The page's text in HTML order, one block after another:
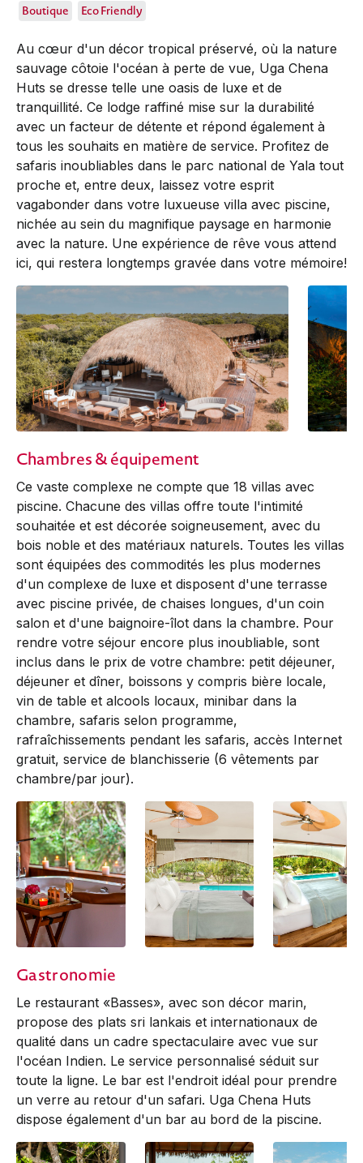
Boutique Eco Friendly
Au cœur d'un décor tropical préservé, où la nature
sauvage côtoie l'océan à perte de vue, Uga Chena
Huts se dresse telle une oasis de luxe et de
tranquillité. Ce lodge raffiné mise sur la durabilité
avec un facteur de détente et répond également à
tous les souhaits en matière de service. Profitez de
safaris inoubliables dans le parc national de Yala tout
proche et, entre deux, laissez votre esprit
vagabonder dans votre luxueuse villa avec piscine,
nichée au sein du magnifique paysage en harmonie
avec la nature. Une expérience de rêve vous attend
ici, qui restera longtemps gravée dans votre mémoire!
Chambres & équipement
Ce vaste complexe ne compte que 18 villas avec
piscine. Chacune des villas offre toute l'intimité
souhaitée et est décorée soigneusement, avec du
bois noble et des matériaux naturels. Toutes les villas
sont équipées des commodités les plus modernes
d'un complexe de luxe et disposent d'une terrasse
avec piscine privée, de chaises longues, d'un coin
salon et d'une baignoire-îlot dans la chambre. Pour
rendre votre séjour encore plus inoubliable, sont
inclus dans le prix de votre chambre: petit déjeuner,
déjeuner et dîner, boissons y compris bière locale,
vin de table et alcools locaux, minibar dans la
chambre, safaris selon programme,
rafraîchissements pendant les safaris, accès Internet
gratuit, service de blanchisserie (6 vêtements par
chambre/par jour).
Gastronomie
Le restaurant «Basses», avec son décor marin,
propose des plats sri lankais et internationaux de
qualité dans un cadre spectaculaire avec vue sur
l'océan Indien. Le service personnalisé séduit sur
toute la ligne. Le bar est l'endroit idéal pour prendre
un verre au retour d'un safari. Uga Chena Huts
dispose également d'un bar au bord de la piscine.